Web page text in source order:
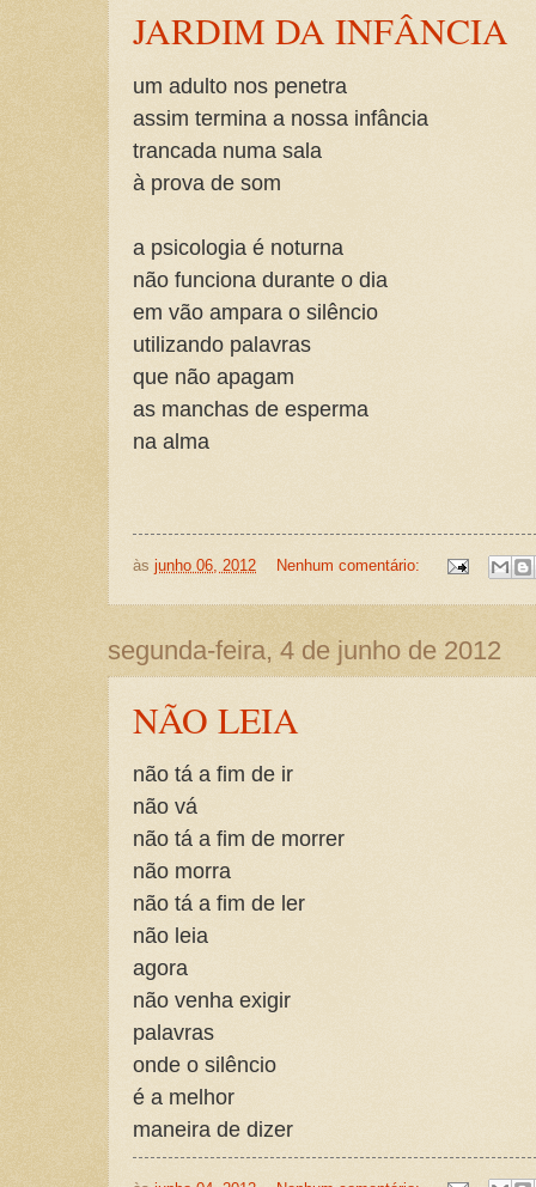
JARDIM DA INFÂNCIA
um adulto nos penetra
assim termina a nossa infância
trancada numa sala
à prova de som
a psicologia é noturna
não funciona durante o dia
em vão ampara o silêncio
utilizando palavras
que não apagam
as manchas de esperma
na alma
às junho 06, 2012 Nenhum comentário:
segunda-feira, 4 de junho de 2012
NÃO LEIA
não tá a fim de ir
não vá
não tá a fim de morrer
não morra
não tá a fim de ler
não leia
agora
não venha exigir
palavras
onde o silêncio
é a melhor
maneira de dizer